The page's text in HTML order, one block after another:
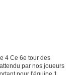
4 Ce 6e tour des
par nos joueurs